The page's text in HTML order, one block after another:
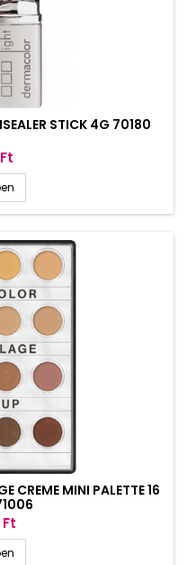
STICK 4G 70180
CREME MINI PALETTE 16